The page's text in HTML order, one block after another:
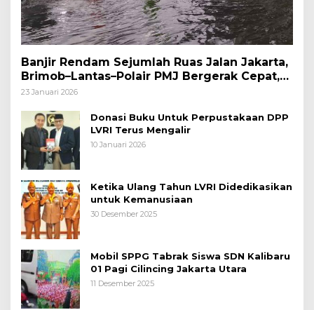
Banjir Rendam Sejumlah Ruas Jalan Jakarta,
Brimob–Lantas–Polair PMJ Bergerak Cepat,
Polri Siagakan 128.247 Personel Secara
23 Januari 2026
Donasi Buku Untuk Perpustakaan DPP
LVRI Terus Mengalir
10 Januari 2026
Ketika Ulang Tahun LVRI Didedikasikan
untuk Kemanusiaan
30 Desember 2025
Mobil SPPG Tabrak Siswa SDN Kalibaru
01 Pagi Cilincing Jakarta Utara
11 Desember 2025